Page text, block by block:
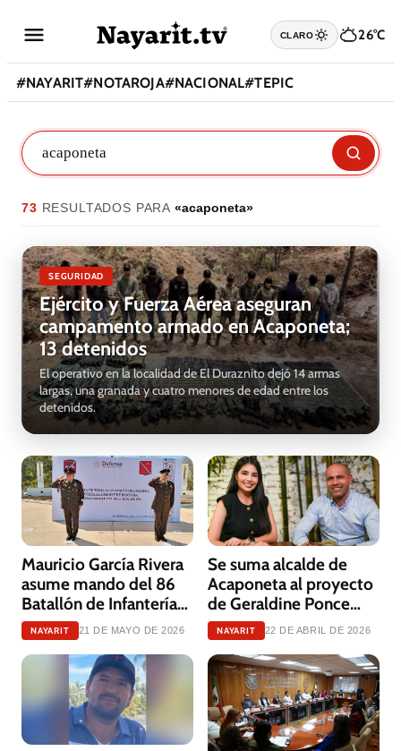
CLARO 26°C
#NAYARIT#NOTAROJA#NACIONAL#TEPIC
73 RESULTADOS PARA «acaponeta»
SEGURIDAD
Ejército y Fuerza Aérea aseguran
campamento armado en Acaponeta;
13 detenidos
El operativo en la localidad de El Duraznito dejó 14 armas
largas, una granada y cuatro menores de edad entre los
detenidos.
Mauricio García Rivera
asume mando del 86
Batallón de Infantería
en Acaponeta
NAYARIT 21 DE MAYO DE 2026
Se suma alcalde de
Acaponeta al proyecto
de Geraldine Ponce
rumbo al 2027
NAYARIT 22 DE ABRIL DE 2026